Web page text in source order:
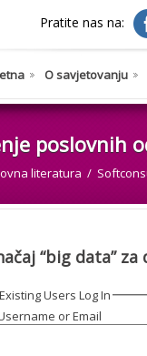
Pratite nas na:
O savjetovanju
poslovnih
literatura
“big data”
Existing Users Log In
or Email